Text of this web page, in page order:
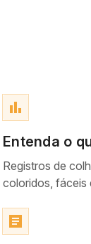
bar_chart
Entenda o
Registros de
coloridos, fáceis
article